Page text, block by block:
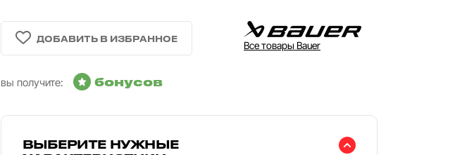
Все товары Bauer
вы получите: бонусов
ВЫБЕРИТЕ НУЖНЫЕ